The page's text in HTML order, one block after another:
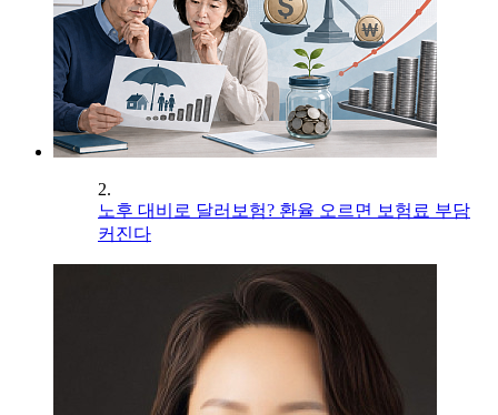
2.
노후 대비로 달러보험? 환율 오르면 보험료 부담
커진다